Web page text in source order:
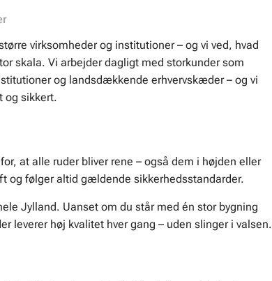
virksomheder og institutioner – og vi ved, hvad
skala. Vi arbejder dagligt med storkunder som
og landsdækkende erhvervskæder – og vi
og sikkert.
at alle ruder bliver rene – også dem i højden eller
og følger altid gældende sikkerhedsstandarder.
Jylland. Uanset om du står med én stor bygning
leverer høj kvalitet hver gang – uden slinger i valsen.